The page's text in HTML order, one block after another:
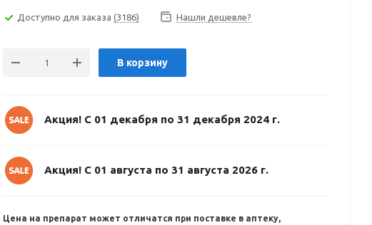
Доступно для заказа (3186) Нашли дешевле?
В корзину
Акция! С 01 декабря по 31 декабря 2024 г.
Акция! С 01 августа по 31 августа 2026 г.
Цена на препарат может отличатся при поставке в аптеку,